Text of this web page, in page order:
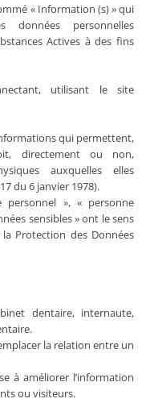
« Information (s) » qui
données personnelles
Actives à des fins
utilisant le site
qui permettent,
directement ou non,
auxquelles elles
du 6 janvier 1978).
personnel », « personne
sensibles » ont le sens
Protection des Données
dentaire, internaute,
la relation entre un
à améliorer l’information
ou visiteurs.